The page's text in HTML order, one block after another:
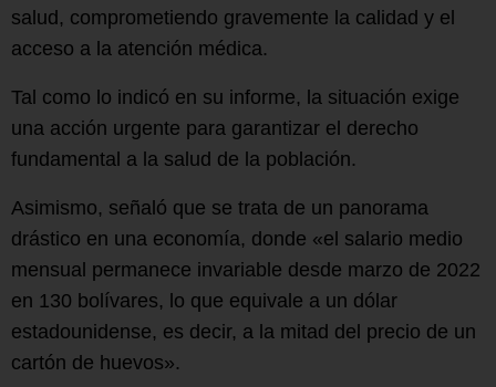
salud, comprometiendo gravemente la calidad y el
acceso a la atención médica.
Tal como lo indicó en su informe, la situación exige
una acción urgente para garantizar el derecho
fundamental a la salud de la población.
Asimismo, señaló que se trata de un panorama
drástico en una economía, donde «el salario medio
mensual permanece invariable desde marzo de 2022
en 130 bolívares, lo que equivale a un dólar
estadounidense, es decir, a la mitad del precio de un
cartón de huevos».